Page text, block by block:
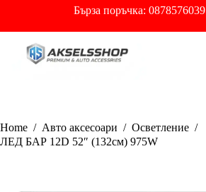
content
Бърза поръчка: 0878576039
Home / Авто аксесоари / Осветление /
ЛЕД БАР 12D 52″ (132см) 975W